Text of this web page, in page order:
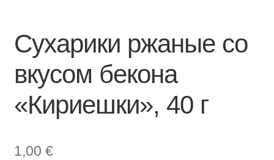
Сухарики ржаные со
вкусом бекона
«Кириешки», 40 г
1,00 €